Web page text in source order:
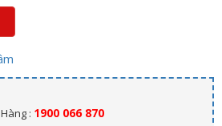
: 1900 066 870